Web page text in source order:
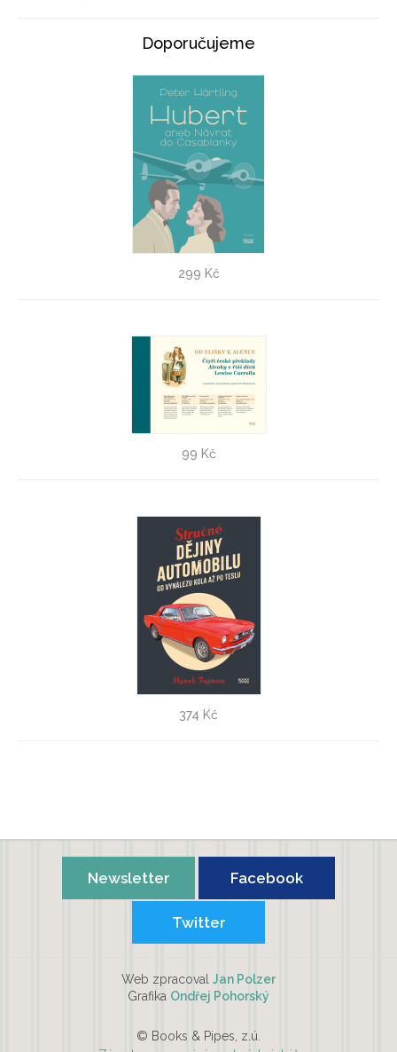
Doporučujeme
Hubert aneb Návrat do Casablanky
299 Kč
Od Elišky k Alence - VÝPRODEJ!
99 Kč
Stručné dějiny automobilu
374 Kč
Newsletter Facebook
Twitter
Web zpracoval Jan Polzer
Grafika Ondřej Pohorský
© Books & Pipes, z.ú.